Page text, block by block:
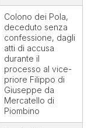
Colono dei Pola,
deceduto senza
confessione, dagli
atti di accusa
durante il
processo al vice-
priore Filippo di
Giuseppe da
Mercatello di
Piombino